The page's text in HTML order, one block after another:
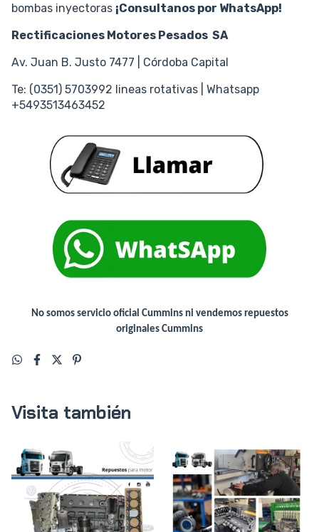
bombas inyectoras ¡Consultanos por WhatsApp!
Rectificaciones Motores Pesados SA
Av. Juan B. Justo 7477 | Córdoba Capital
Te: (0351) 5703992 lineas rotativas | Whatsapp
+5493513463452
No somos servicio oficial Cummins ni vendemos repuestos
originales Cummins
Visita también